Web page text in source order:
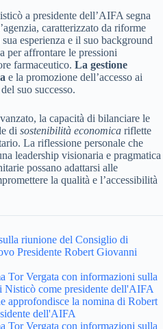
a presidente dell’AIFA segna
caratterizzato da riforme
esperienza e il suo background
per affrontare le pressioni
farmaceutico. La gestione
e la promozione dell’accesso ai
suo successo.
la capacità di bilanciare le
di sostenibilità economica riflette
La riflessione personale che
leadership visionaria e pragmatica
possano adattarsi alle
la qualità e l’accessibilità
riunione del Consiglio di
Presidente Robert Giovanni
Tor Vergata con informazioni sulla
come presidente dell'AIFA
approfondisce la nomina di Robert
dell'AIFA
Tor Vergata con informazioni sulla